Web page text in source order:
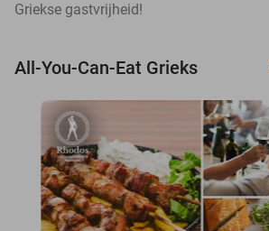
Griekse gastvrijheid!
All-You-Can-Eat Grieks